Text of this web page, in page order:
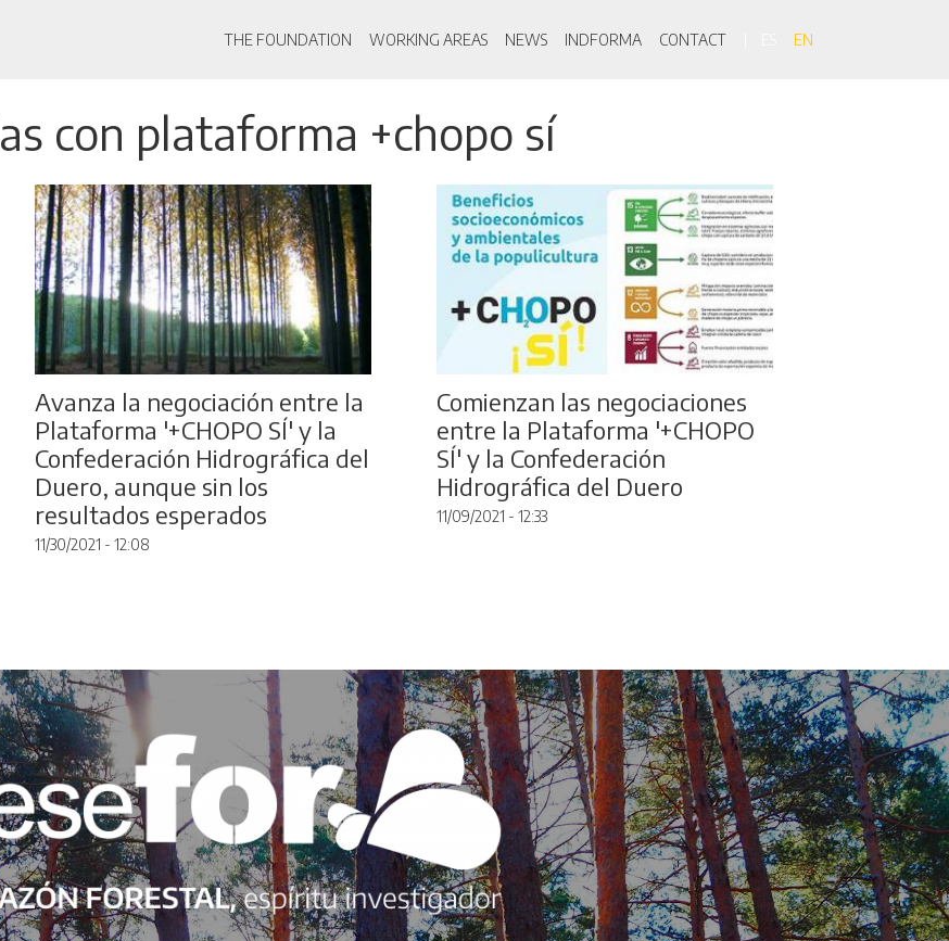
to
main
content
Main navigation
THE FOUNDATION WORKING AREAS NEWS INDFORMA CONTACT EN
con plataforma +chopo sí
Avanza la negociación entre la
Plataforma '+CHOPO SÍ' y la
Confederación Hidrográfica del
Duero, aunque sin los
resultados esperados
11/30/2021 - 12:08
Comienzan las negociaciones
entre la Plataforma '+CHOPO
SÍ' y la Confederación
Hidrográfica del Duero
11/09/2021 - 12:33